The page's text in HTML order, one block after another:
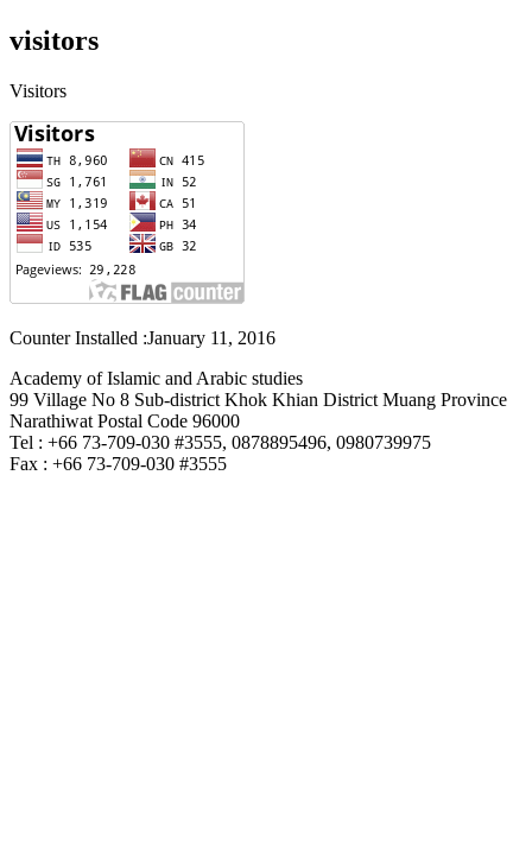
visitors
Visitors
Counter Installed :January 11, 2016
Academy of Islamic and Arabic studies
99 Village No 8 Sub-district Khok Khian District Muang Province
Narathiwat Postal Code 96000
Tel : +66 73-709-030 #3555, 0878895496, 0980739975
Fax : +66 73-709-030 #3555